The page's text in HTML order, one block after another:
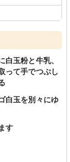
玉粉と牛乳、
って手でつぶし
白玉を別々にゆ
す